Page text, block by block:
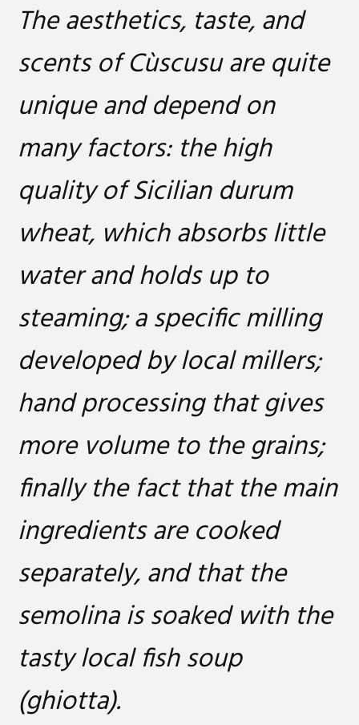
The aesthetics, taste, and
scents of Cùscusu are quite
unique and depend on
many factors: the high
quality of Sicilian durum
wheat, which absorbs little
water and holds up to
steaming; a specific milling
developed by local millers;
hand processing that gives
more volume to the grains;
finally the fact that the main
ingredients are cooked
separately, and that the
semolina is soaked with the
tasty local fish soup
(ghiotta).